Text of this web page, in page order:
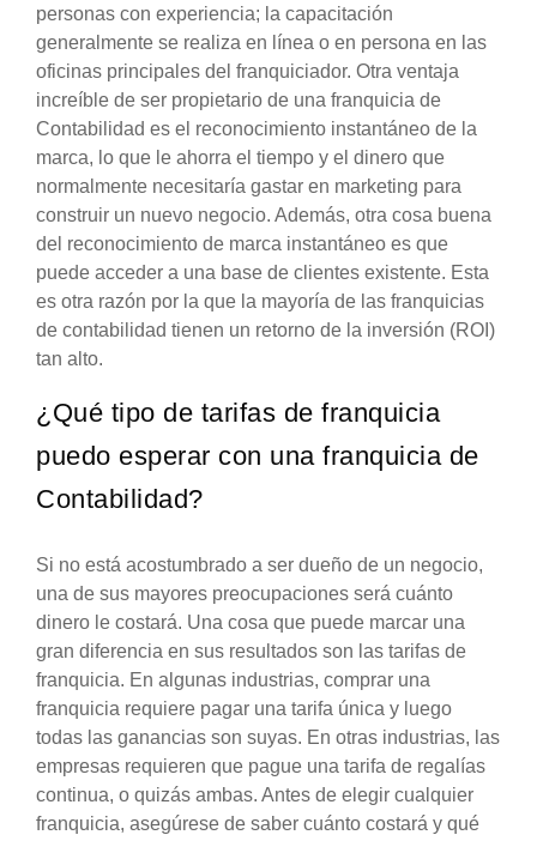
personas con experiencia; la capacitación
generalmente se realiza en línea o en persona en las
oficinas principales del franquiciador. Otra ventaja
increíble de ser propietario de una franquicia de
Contabilidad es el reconocimiento instantáneo de la
marca, lo que le ahorra el tiempo y el dinero que
normalmente necesitaría gastar en marketing para
construir un nuevo negocio. Además, otra cosa buena
del reconocimiento de marca instantáneo es que
puede acceder a una base de clientes existente. Esta
es otra razón por la que la mayoría de las franquicias
de contabilidad tienen un retorno de la inversión (ROI)
tan alto.
¿Qué tipo de tarifas de franquicia
puedo esperar con una franquicia de
Contabilidad?
Si no está acostumbrado a ser dueño de un negocio,
una de sus mayores preocupaciones será cuánto
dinero le costará. Una cosa que puede marcar una
gran diferencia en sus resultados son las tarifas de
franquicia. En algunas industrias, comprar una
franquicia requiere pagar una tarifa única y luego
todas las ganancias son suyas. En otras industrias, las
empresas requieren que pague una tarifa de regalías
continua, o quizás ambas. Antes de elegir cualquier
franquicia, asegúrese de saber cuánto costará y qué